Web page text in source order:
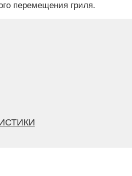
перемещения гриля.